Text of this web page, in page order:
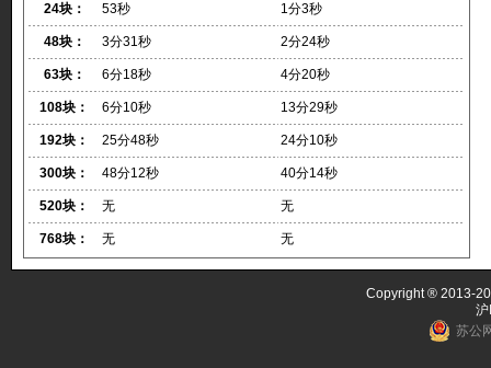
24块： 53秒 1分3秒
48块： 3分31秒 2分24秒
63块： 6分18秒 4分20秒
108块： 6分10秒 13分29秒
192块： 25分48秒 24分10秒
300块： 48分12秒 40分14秒
520块： 无 无
768块： 无 无
Copyright ® 2013-
苏公